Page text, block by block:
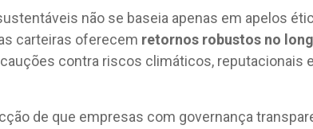
não se baseia apenas em apelos
carteiras oferecem retornos robustos no
contra riscos climáticos, reputacionais e
de que empresas com governança